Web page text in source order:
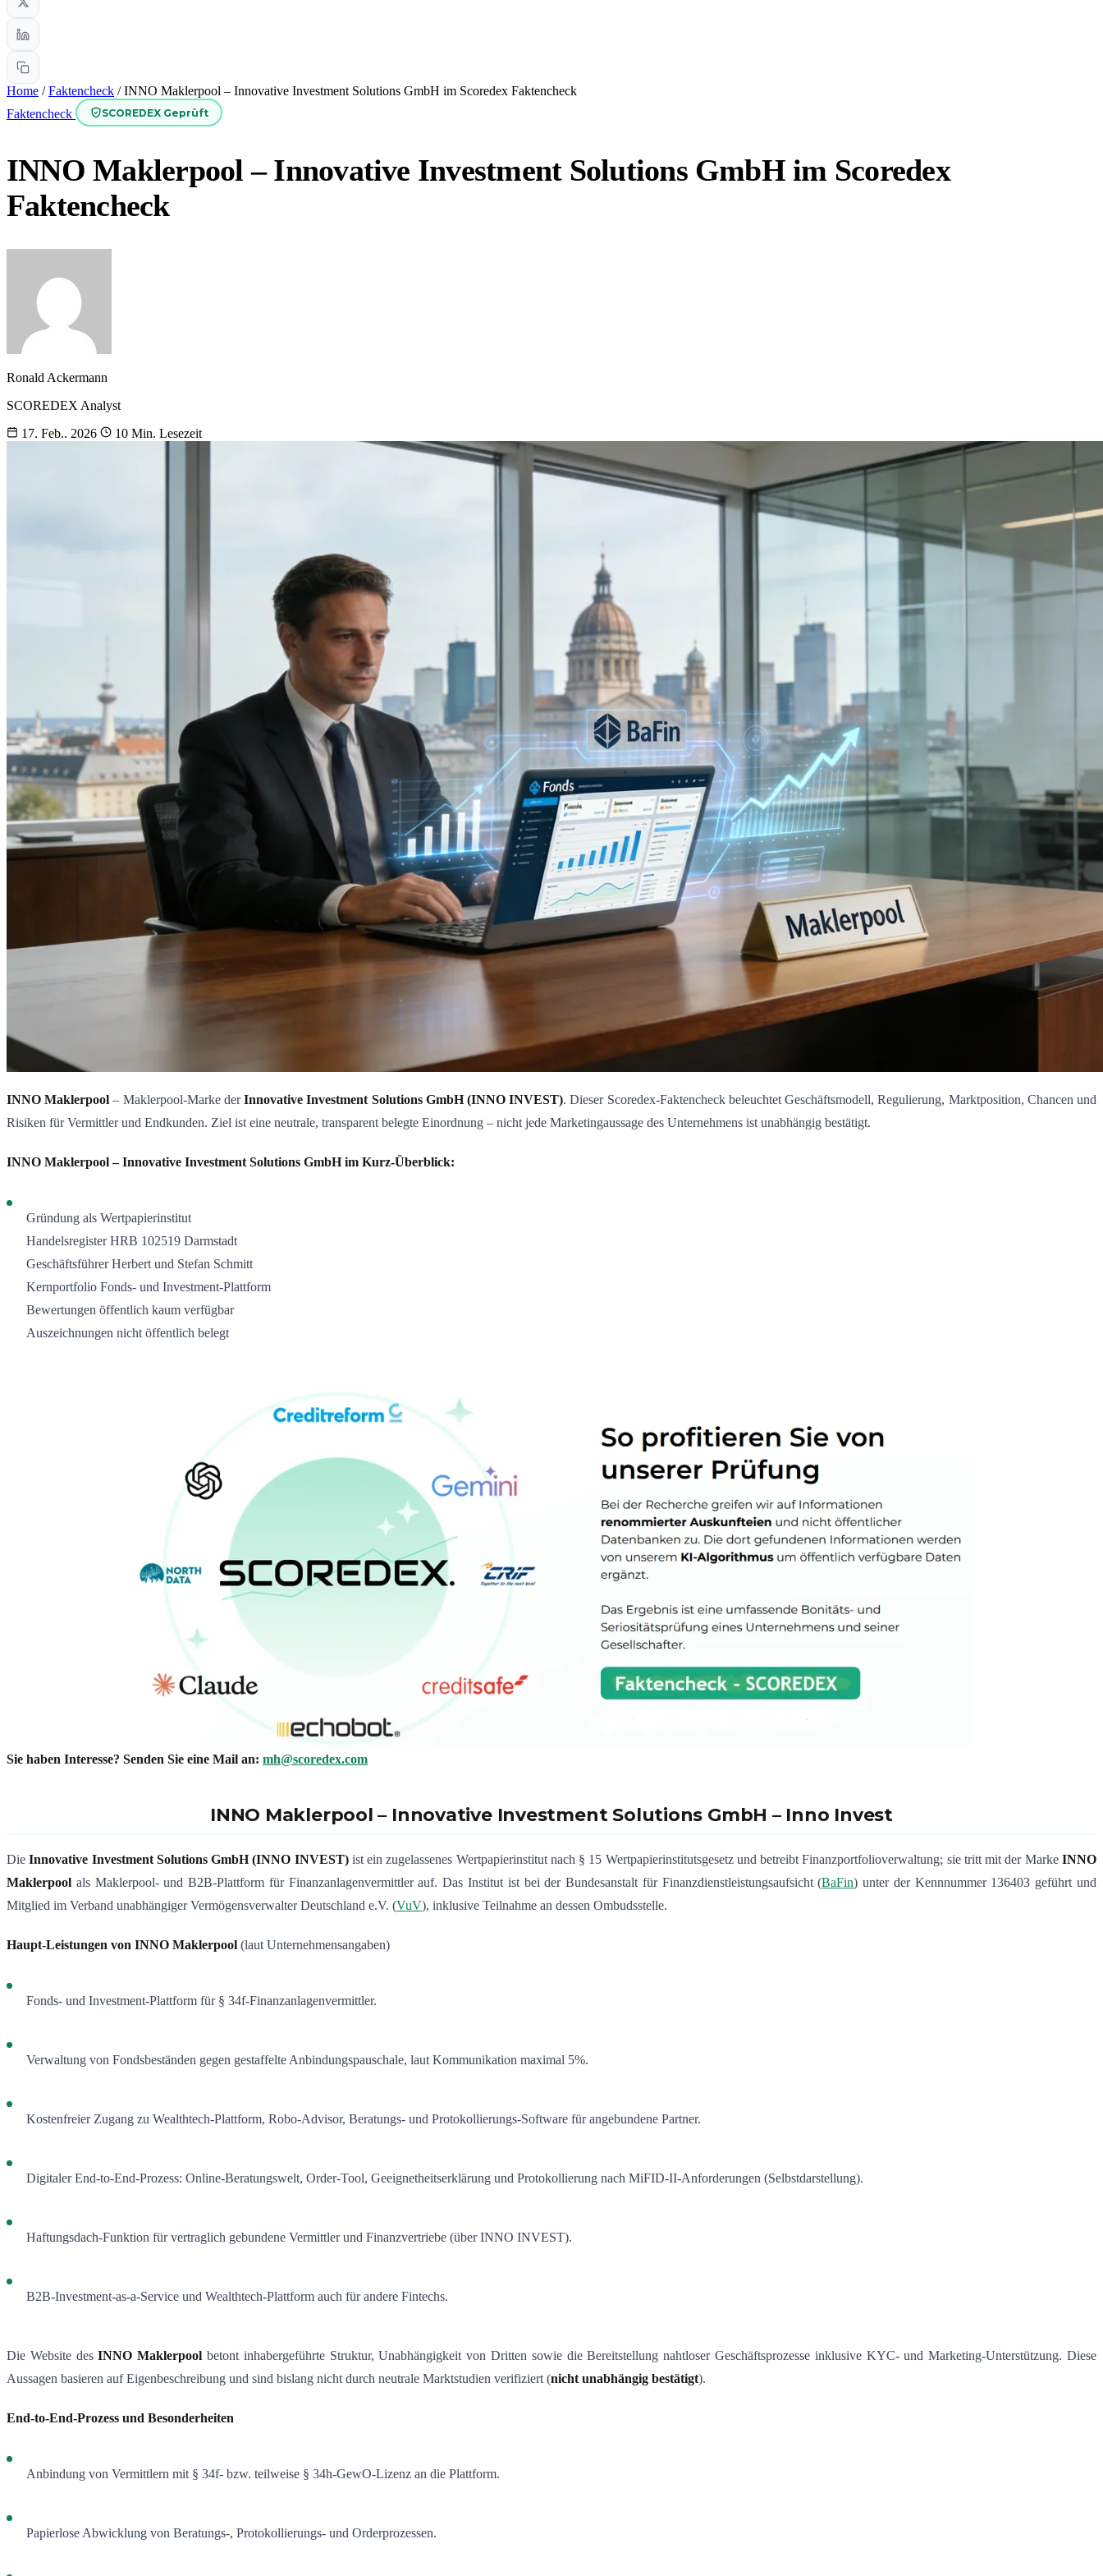
Home / Faktencheck / INNO Maklerpool – Innovative Investment Solutions GmbH im Scoredex Faktencheck
Faktencheck
SCOREDEX Geprüft
INNO Maklerpool – Innovative Investment Solutions GmbH im Scoredex
Faktencheck
Ronald Ackermann
SCOREDEX Analyst
17. Feb.. 2026
10 Min. Lesezeit
INNO Maklerpool – Maklerpool-Marke derInnovative Investment Solutions GmbH (INNO INVEST). Dieser Scoredex-Faktencheck beleuchtet Geschäftsmodell, Regulierung, Marktposition, Chancen und
Risiken für Vermittler und Endkunden. Ziel ist eine neutrale, transparent belegte Einordnung – nicht jede Marketingaussage des Unternehmens ist unabhängig bestätigt.
INNO Maklerpool – Innovative Investment Solutions GmbH im Kurz-Überblick:
Gründung als Wertpapierinstitut
Handelsregister HRB 102519 Darmstadt
Geschäftsführer Herbert und Stefan Schmitt
Kernportfolio Fonds- und Investment-Plattform
Bewertungen öffentlich kaum verfügbar
Auszeichnungen nicht öffentlich belegt
Sie haben Interesse? Senden Sie eine Mail an: mh@scoredex.com
INNO Maklerpool – Innovative Investment Solutions GmbH – Inno Invest
DieInnovative Investment Solutions GmbH (INNO INVEST)ist ein zugelassenes Wertpapierinstitut nach § 15 Wertpapierinstitutsgesetz und betreibt Finanzportfolioverwaltung; sie tritt mit der MarkeINNO
Maklerpool als Maklerpool- und B2B-Plattform für Finanzanlagenvermittler auf. Das Institut ist bei der Bundesanstalt für Finanzdienstleistungsaufsicht (BaFin) unter der Kennnummer 136403 geführt und
Mitglied im Verband unabhängiger Vermögensverwalter Deutschland e.V. (VuV), inklusive Teilnahme an dessen Ombudsstelle.
Haupt-Leistungen von INNO Maklerpool (laut Unternehmensangaben)
Fonds- und Investment-Plattform für § 34f-Finanzanlagenvermittler.
Verwaltung von Fondsbeständen gegen gestaffelte Anbindungspauschale, laut Kommunikation maximal 5%.
Kostenfreier Zugang zu Wealthtech-Plattform, Robo-Advisor, Beratungs- und Protokollierungs-Software für angebundene Partner.
Digitaler End-to-End-Prozess: Online-Beratungswelt, Order-Tool, Geeignetheitserklärung und Protokollierung nach MiFID-II-Anforderungen (Selbstdarstellung).
Haftungsdach-Funktion für vertraglich gebundene Vermittler und Finanzvertriebe (über INNO INVEST).
B2B-Investment-as-a-Service und Wealthtech-Plattform auch für andere Fintechs.
Die Website desINNO Maklerpool betont inhabergeführte Struktur, Unabhängigkeit von Dritten sowie die Bereitstellung nahtloser Geschäftsprozesse inklusive KYC- und Marketing-Unterstützung. Diese
Aussagen basieren auf Eigenbeschreibung und sind bislang nicht durch neutrale Marktstudien verifiziert (nicht unabhängig bestätigt).
End-to-End-Prozess und Besonderheiten
Anbindung von Vermittlern mit § 34f- bzw. teilweise § 34h-GewO-Lizenz an die Plattform.
Papierlose Abwicklung von Beratungs-, Protokollierungs- und Orderprozessen.